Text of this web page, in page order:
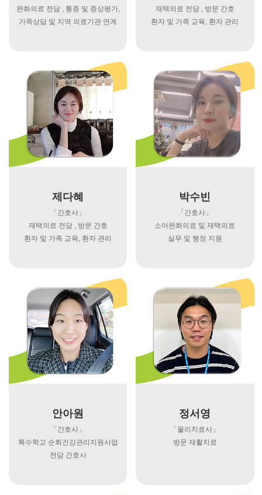
완화의료 전담 , 통증 및 증상평가,
가족상담 및 지역 의료기관 연계
재택의료 전담 , 방문 간호
환자 및 가족 교육, 환자 관리
제다혜
「간호사」
재택의료 전담 , 방문 간호
환자 및 가족 교육, 환자 관리
박수빈
「간호사」
소아완화의료 및 재택의료
실무 및 행정 지원
안아원
「간호사」
특수학교 순회건강관리지원사업
전담 간호사
정서영
「물리치료사」
방문 재활치료